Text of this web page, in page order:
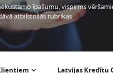
īpašumu, vispirms
atbilstošās rubrikas
Latvijas Kredītu